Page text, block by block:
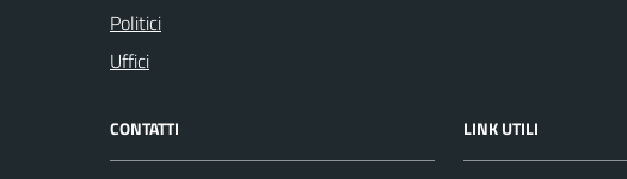
Politici
Uffici
CONTATTI LINK UTILI